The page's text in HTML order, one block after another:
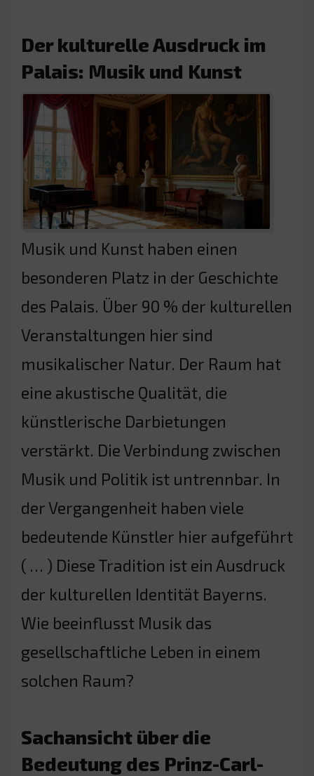
Der kulturelle Ausdruck im
Palais: Musik und Kunst
Musik und Kunst haben einen
besonderen Platz in der Geschichte
des Palais. Über 90 % der kulturellen
Veranstaltungen hier sind
musikalischer Natur. Der Raum hat
eine akustische Qualität, die
künstlerische Darbietungen
verstärkt. Die Verbindung zwischen
Musik und Politik ist untrennbar. In
der Vergangenheit haben viele
bedeutende Künstler hier aufgeführt
( … ) Diese Tradition ist ein Ausdruck
der kulturellen Identität Bayerns.
Wie beeinflusst Musik das
gesellschaftliche Leben in einem
solchen Raum?
Sachansicht über die
Bedeutung des Prinz-Carl-